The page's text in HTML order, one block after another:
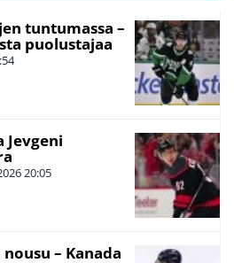
tuntumassa –
puolustajaa
Jevgeni
20:05
– Kanada